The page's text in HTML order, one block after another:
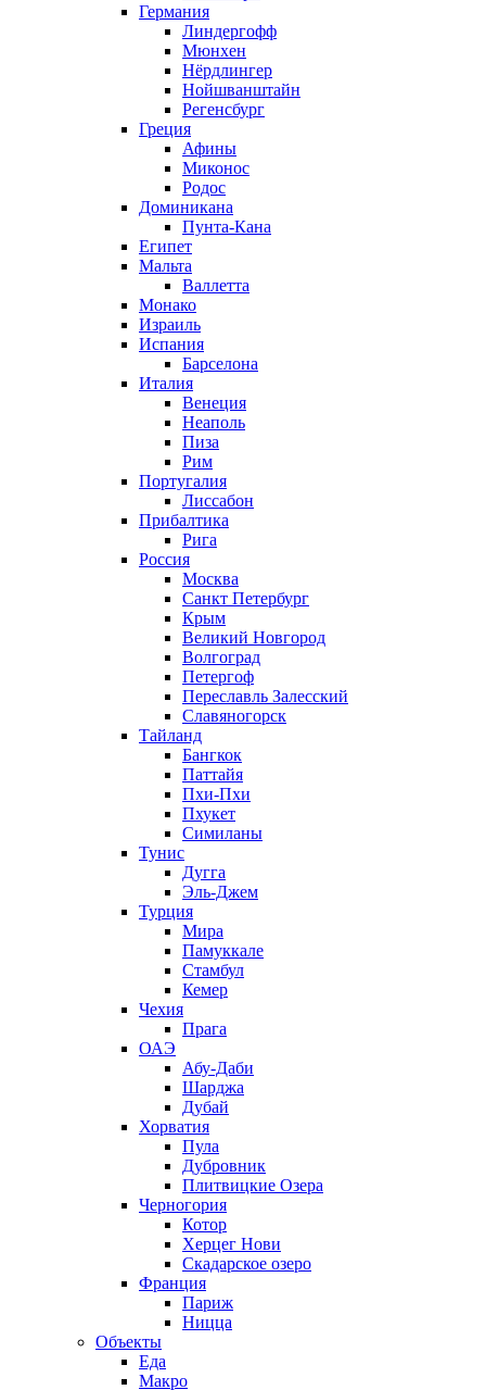
Германия
Линдергофф
Мюнхен
Нёрдлингер
Нойшванштайн
Регенсбург
Греция
Афины
Миконос
Родос
Доминикана
Пунта-Кана
Египет
Мальта
Валлетта
Монако
Израиль
Испания
Барселона
Италия
Венеция
Неаполь
Пиза
Рим
Португалия
Лиссабон
Прибалтика
Рига
Россия
Москва
Санкт Петербург
Крым
Великий Новгород
Волгоград
Петергоф
Переславль Залесский
Славяногорск
Тайланд
Бангкок
Паттайя
Пхи-Пхи
Пхукет
Симиланы
Тунис
Дугга
Эль-Джем
Турция
Мира
Памуккале
Стамбул
Кемер
Чехия
Прага
ОАЭ
Абу-Даби
Шарджа
Дубай
Хорватия
Пула
Дубровник
Плитвицкие Озера
Черногория
Котор
Херцег Нови
Скадарское озеро
Франция
Париж
Ницца
Объекты
Еда
Макро